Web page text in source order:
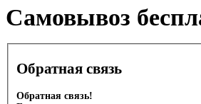
Cамовывоз
Обратная связь
Обратная связь!